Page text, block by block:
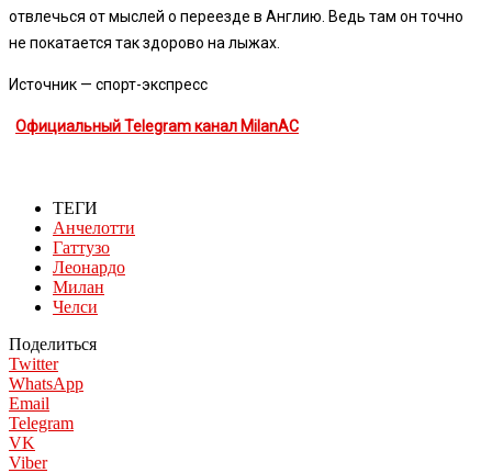
отвлечься от мыслей о переезде в Англию. Ведь там он точно
не покатается так здорово на лыжах.
Источник — спорт-экспресс
Официальный Telegram канал MilanAC
ТЕГИ
Анчелотти
Гаттузо
Леонардо
Милан
Челси
Поделиться
Twitter
WhatsApp
Email
Telegram
VK
Viber